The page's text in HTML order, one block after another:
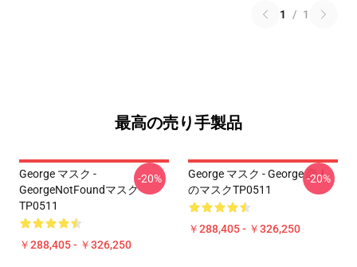
1 / 1
最高の売り手製品
George マスク -
GeorgeNotFoundマスク
TP0511
￥288,405 - ￥326,250
-20%
George マスク - George 恋人
のマスクTP0511
￥288,405 - ￥326,250
-20%